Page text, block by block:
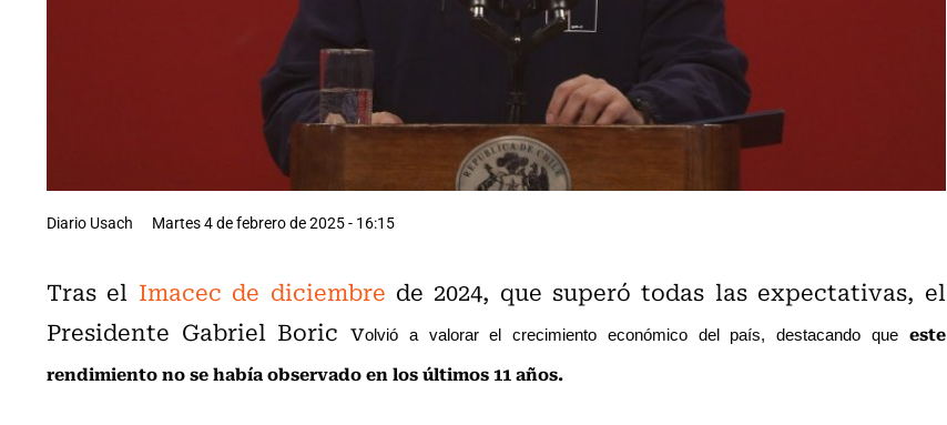
Diario Usach Martes 4 de febrero de 2025 - 16:15
Tras el Imacec de diciembre de 2024, que superó todas las expectativas, el
Presidente Gabriel Boric volvió a valorar el crecimiento económico del país, destacando que este
rendimiento no se había observado en los últimos 11 años.